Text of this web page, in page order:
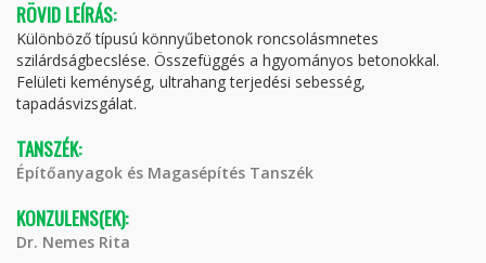
RÖVID LEÍRÁS:
Különböző típusú könnyűbetonok roncsolásmnetes
szilárdságbecslése. Összefüggés a hgyományos betonokkal.
Felületi keménység, ultrahang terjedési sebesség,
tapadásvizsgálat.
TANSZÉK:
Építőanyagok és Magasépítés Tanszék
KONZULENS(EK):
Dr. Nemes Rita